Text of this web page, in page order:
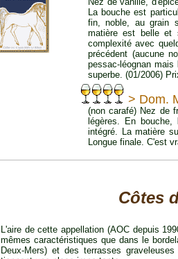
La bouche est
fin, noble, au grain
matière est belle et
complexité avec
précédent (aucune
pessac-léognan
superbe. (01/2006)
> Dom.
(non carafé) Nez de
légères. En
intégré. La matière
Longue finale. C'est
Côtes
L'aire de cette appellation (AOC depuis
mêmes caractéristiques que dans le
Deux-Mers) et des terrasses